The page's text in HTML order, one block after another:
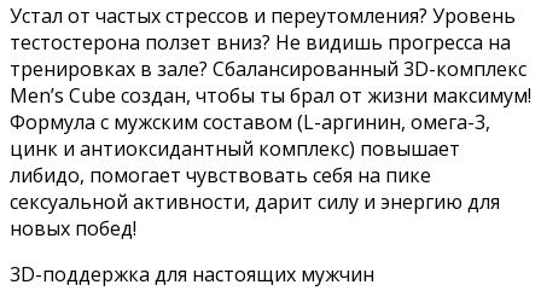
Устал от частых стрессов и переутомления? Уровень
тестостерона ползет вниз? Не видишь прогресса на
тренировках в зале? Сбалансированный 3D-комплекс
Men’s Cube создан, чтобы ты брал от жизни максимум!
Формула с мужским составом (L-аргинин, омега-3,
цинк и антиоксидантный комплекс) повышает
либидо, помогает чувствовать себя на пике
сексуальной активности, дарит силу и энергию для
новых побед!
3D-поддержка для настоящих мужчин